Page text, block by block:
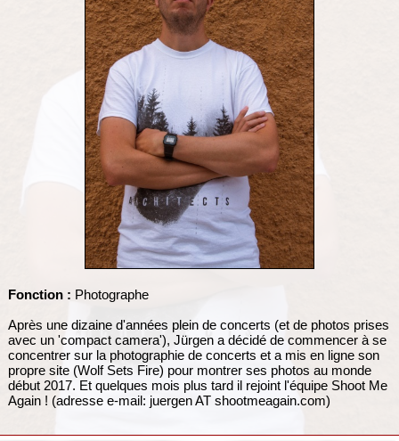
Fonction : Photographe
Après une dizaine d'années plein de concerts (et de photos prises
avec un 'compact camera'), Jürgen a décidé de commencer à se
concentrer sur la photographie de concerts et a mis en ligne son
propre site (Wolf Sets Fire) pour montrer ses photos au monde
début 2017. Et quelques mois plus tard il rejoint l'équipe Shoot Me
Again ! (adresse e-mail: juergen AT shootmeagain.com)